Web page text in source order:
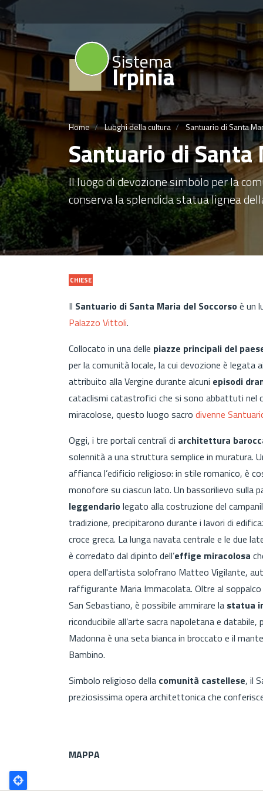
Sistema
Irpinia
Home Luoghi della cultura Santuario di Santa
Santuario di Santa
Il luogo di devozione simbolo per la
conserva la splendida statua lignea
CHIESE
Il Santuario di Santa Maria del Soccorsoè un
Palazzo Vittoli.
Collocato in una delle piazze principali del
per la comunità locale, la cui devozione è legata
attribuito alla Vergine durante alcuni episodi
cataclismi catastrofici che si sono abbattuti nel
miracolose, questo luogo sacro divenne
Oggi, i tre portali centrali di architettura
solennità a una struttura semplice in muratura.
affianca l’edificio religioso: in stile romanico, è
monofore su ciascun lato. Un bassorilievo
leggendariolegato alla costruzione del
tradizione, precipitarono durante i lavori di
croce greca. La lunga navata centrale e le due
è corredato dal dipinto dell’effige miracolosa
opera dell'artista solofrano Matteo Vigilante,
raffigurante Maria Immacolata. Oltre al
San Sebastiano, è possibile ammirare la statua
riconducibile all’arte sacra napoletana e
Madonna è una seta bianca in broccato e il
Bambino.
Simbolo religioso della comunità castellese, il
preziosissima opera architettonica che
MAPPA
Poligono